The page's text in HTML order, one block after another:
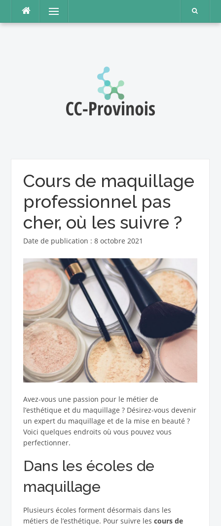
contenu
Menu
Cours de maquillage
professionnel pas
cher, où les suivre ?
Date de publication : 8 octobre 2021
Avez-vous une passion pour le métier de
l’esthétique et du maquillage ? Désirez-vous devenir
un expert du maquillage et de la mise en beauté ?
Voici quelques endroits où vous pouvez vous
perfectionner.
Dans les écoles de
maquillage
Plusieurs écoles forment désormais dans les
métiers de l’esthétique. Pour suivre les cours de